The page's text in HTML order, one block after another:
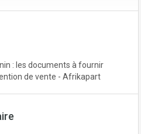
: les documents à fournir
de vente - Afrikapart